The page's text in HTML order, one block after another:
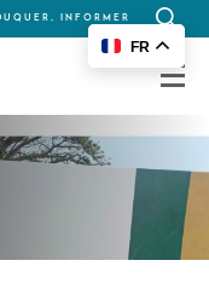
INFORMER
for:
FR